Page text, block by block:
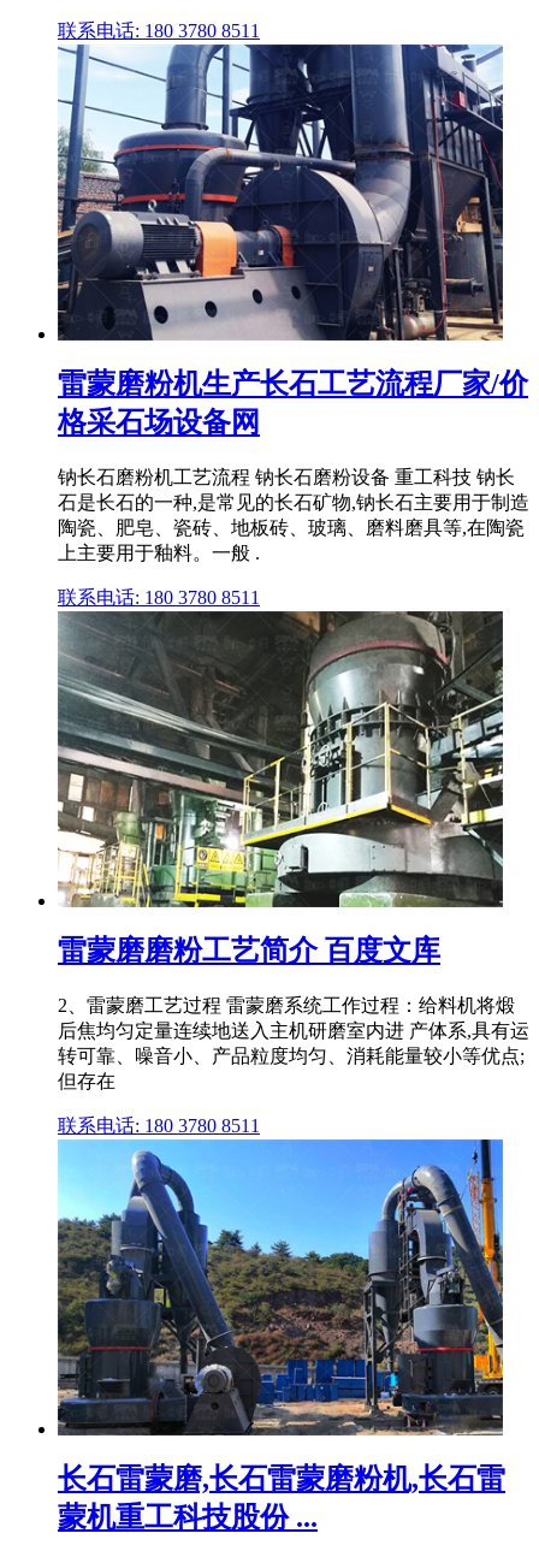
联系电话: 180 3780 8511
雷蒙磨粉机生产长石工艺流程厂家/价
格采石场设备网
钠长石磨粉机工艺流程 钠长石磨粉设备 重工科技 钠长
石是长石的一种,是常见的长石矿物,钠长石主要用于制造
陶瓷、肥皂、瓷砖、地板砖、玻璃、磨料磨具等,在陶瓷
上主要用于釉料。一般 .
联系电话: 180 3780 8511
雷蒙磨磨粉工艺简介 百度文库
2、雷蒙磨工艺过程 雷蒙磨系统工作过程：给料机将煅
后焦均匀定量连续地送入主机研磨室内进 产体系,具有运
转可靠、噪音小、产品粒度均匀、消耗能量较小等优点;
但存在
联系电话: 180 3780 8511
长石雷蒙磨,长石雷蒙磨粉机,长石雷
蒙机重工科技股份 ...